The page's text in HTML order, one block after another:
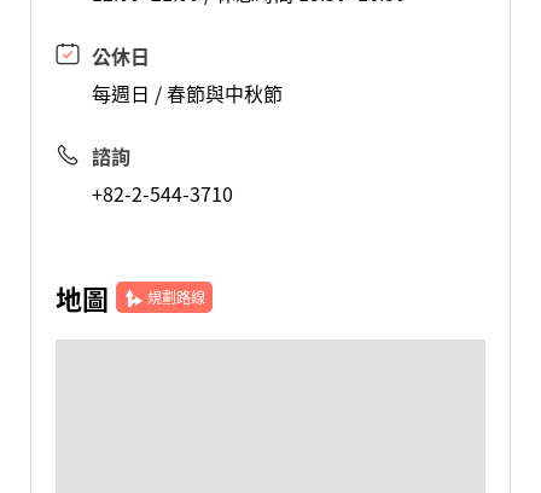
公休日
每週日 / 春節與中秋節
諮詢
+82-2-544-3710
地圖 規劃路線